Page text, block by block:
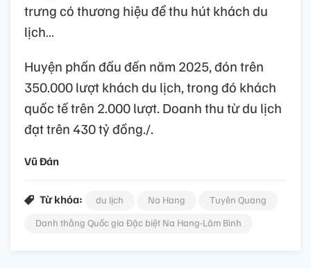
trưng có thương hiệu để thu hút khách du
lịch…
Huyện phấn đấu đến năm 2025, đón trên
350.000 lượt khách du lịch, trong đó khách
quốc tế trên 2.000 lượt. Doanh thu từ du lịch
đạt trên 430 tỷ đồng./.
Vũ Đán
Từ khóa: du lịch Na Hang
Tuyên Quang
Danh thắng Quốc gia Đặc biệt Na Hang-Lâm Bình